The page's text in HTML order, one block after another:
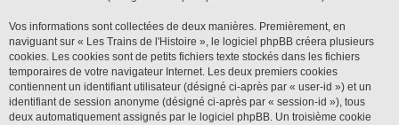
Vos informations sont collectées de deux manières. Premièrement, en
naviguant sur « Les Trains de l'Histoire », le logiciel phpBB créera plusieurs
cookies. Les cookies sont de petits fichiers texte stockés dans les fichiers
temporaires de votre navigateur Internet. Les deux premiers cookies
contiennent un identifiant utilisateur (désigné ci-après par « user-id ») et un
identifiant de session anonyme (désigné ci-après par « session-id »), tous
deux automatiquement assignés par le logiciel phpBB. Un troisième cookie